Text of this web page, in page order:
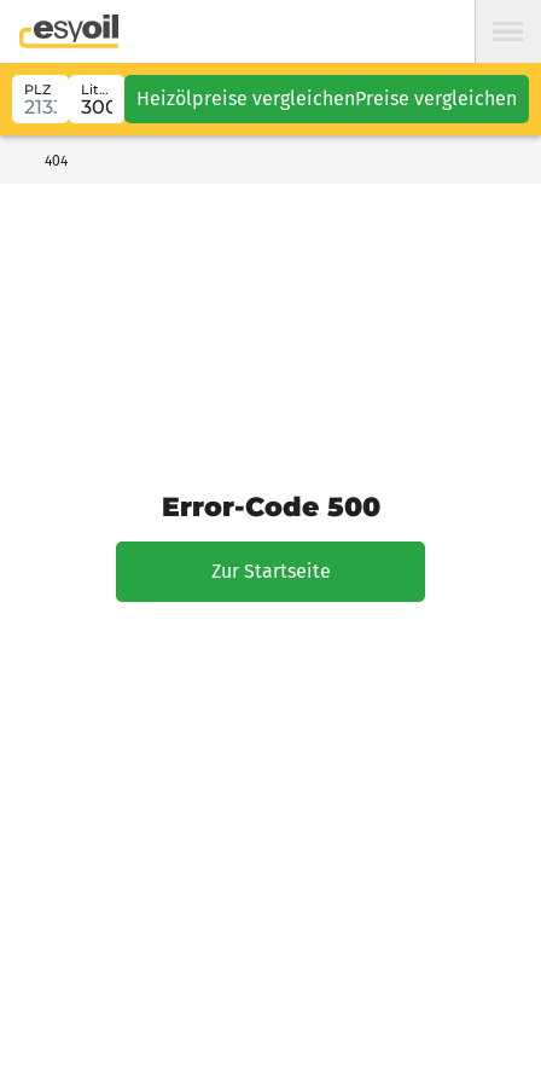
PLZ Liter Heizölpreise vergleichenPreise vergleichen
404
Error-Code 500
Zur Startseite